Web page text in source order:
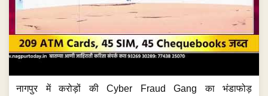
नागपुर में करोड़ों की Cyber Fraud Gang का भंडाफोड़